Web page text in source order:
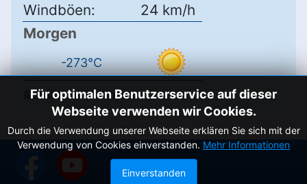
Windböen:
24 km/h
Morgen
-273°C
© Deutscher Wetterdienst
Für optimalen Benutzerservice auf dieser
Webseite verwenden wir Cookies.
Durch die Verwendung unserer Webseite erklären Sie sich mit der
Verwendung von Cookies einverstanden. Mehr Informationen
Einverstanden